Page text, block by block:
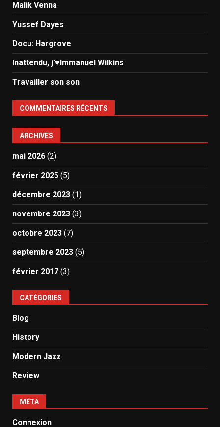
Malik Venna
Yussef Dayes
Docu: Hargrove
Inattendu, j’♥️Immanuel Wilkins
Travailler son son
COMMENTAIRES RÉCENTS
ARCHIVES
mai 2026 (2)
février 2025 (5)
décembre 2023 (1)
novembre 2023 (3)
octobre 2023 (7)
septembre 2023 (5)
février 2017 (3)
CATÉGORIES
Blog
History
Modern Jazz
Review
MÉTA
Connexion